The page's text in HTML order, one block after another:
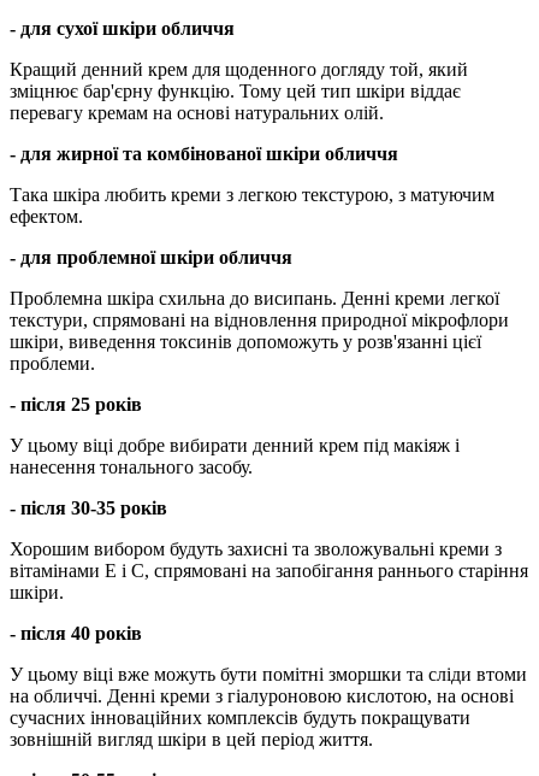
- для сухої шкіри обличчя
Кращий денний крем для щоденного догляду той, який
зміцнює бар'єрну функцію. Тому цей тип шкіри віддає
перевагу кремам на основі натуральних олій.
- для жирної та комбінованої шкіри обличчя
Така шкіра любить креми з легкою текстурою, з матуючим
ефектом.
- для проблемної шкіри обличчя
Проблемна шкіра схильна до висипань. Денні креми легкої
текстури, спрямовані на відновлення природної мікрофлори
шкіри, виведення токсинів допоможуть у розв'язанні цієї
проблеми.
- після 25 років
У цьому віці добре вибирати денний крем під макіяж і
нанесення тонального засобу.
- після 30-35 років
Хорошим вибором будуть захисні та зволожувальні креми з
вітамінами Е і С, спрямовані на запобігання раннього старіння
шкіри.
- після 40 років
У цьому віці вже можуть бути помітні зморшки та сліди втоми
на обличчі. Денні креми з гіалуроновою кислотою, на основі
сучасних інноваційних комплексів будуть покращувати
зовнішній вигляд шкіри в цей період життя.